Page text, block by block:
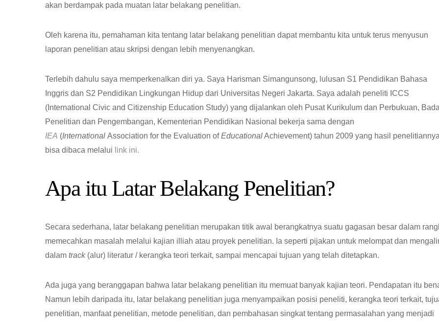
akan berdampak pada muatan latar belakang penelitian.
Oleh karena itu, pemahaman kita tentang latar belakang penelitian dapat membantu kita untuk terus menyusun
laporan penelitian atau skripsi dengan lebih menyenangkan.
Terlebih dahulu saya memperkenalkan diri ya. Saya Harisman Simangunsong, lulusan S1 Pendidikan Bahasa
Inggris dan S2 Pendidikan Lingkungan Hidup dari Universitas Negeri Jakarta. Saya adalah peneliti ICCS
(International Civic and Citizenship Education Study) yang dijalankan oleh Pusat Kurikulum dan Perbukuan,
Penelitian dan Pengembangan, Kementerian Pendidikan Nasional bekerja sama dengan
IEA (International Association for the Evaluation ofEducationalAchievement) tahun 2009 yang hasil penelitiannya
bisa dibaca melalui link ini.
Apa itu Latar Belakang Penelitian?
Secara sederhana, latar belakang penelitian merupakan titik awal berangkatnya suatu gagasan besar dalam
memecahkan masalah melalui kajian illiah atau proyek penelitian. Ia seperti pijakan untuk melompat dan
dalam track(alur) literatur / kerangka teori terkait, sampai mencapai tujuan yang telah ditetapkan.
Ada juga yang beranggapan bahwa latar belakang penelitian itu memuat banyak kajian teori. Pendapatan itu
Namun lebih daripada itu, latar belakang penelitian juga menyampaikan posisi peneliti, kerangka teori terkait,
penelitian, manfaat penelitian, metode penelitian, dan pembahasan singkat tentang permasalahan yang menjadi